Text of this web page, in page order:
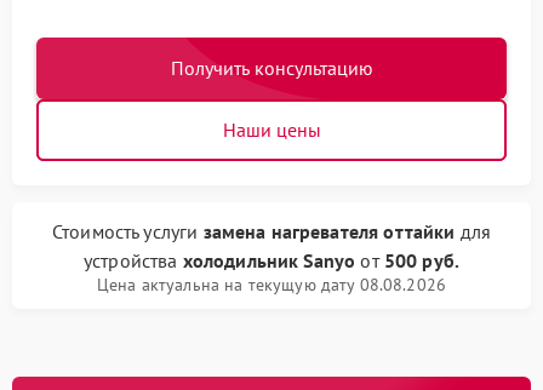
Получить консультацию
Наши цены
Стоимость услуги замена нагревателя оттайки для
устройства холодильник Sanyo от 500 руб.
Цена актуальна на текущую дату 08.08.2026